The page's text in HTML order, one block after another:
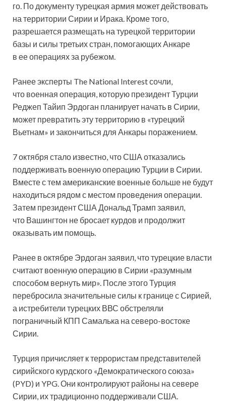
го. По документу турецкая армия может действовать
на территории Сирии и Ирака. Кроме того,
разрешается размещать на турецкой территории
базы и силы третьих стран, помогающих Анкаре
в ее операциях за рубежом.
Ранее эксперты The National Interest сочли,
что военная операция, которую президент Турции
Реджеп Тайип Эрдоган планирует начать в Сирии,
может превратить эту территорию в «турецкий
Вьетнам» и закончиться для Анкары поражением.
7 октября стало известно, что США отказались
поддерживать военную операцию Турции в Сирии.
Вместе с тем американские военные больше не будут
находиться рядом с местом проведения операции.
Затем президент США Дональд Трамп заявил,
что Вашингтон не бросает курдов и продолжит
оказывать им помощь.
Ранее в октябре Эрдоган заявил, что турецкие власти
считают военную операцию в Сирии «разумным
способом вернуть мир». После этого Турция
перебросила значительные силы к границе с Сирией,
а истребители турецких ВВС обстреляли
пограничный КПП Самалька на северо-востоке
Сирии.
Турция причисляет к террористам представителей
сирийского курдского «Демократического союза»
(PYD) и YPG. Они контролируют районы на севере
Сирии, их традиционно поддерживали США.